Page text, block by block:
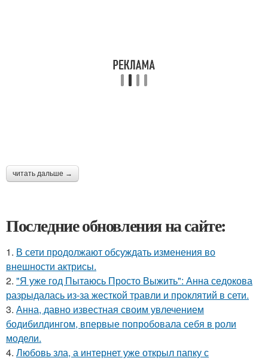
читать дальше →
Последние обновления на сайте:
1. В сети продолжают обсуждать изменения во
внешности актрисы.
2. "Я уже год Пытаюсь Просто Выжить": Анна седокова
разрыдалась из-за жесткой травли и проклятий в сети.
3. Анна, давно известная своим увлечением
бодибилдингом, впервые попробовала себя в роли
модели.
4. Любовь зла, а интернет уже открыл папку с